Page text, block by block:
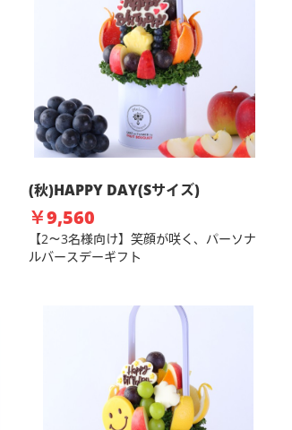
(秋)HAPPY DAY(Sサイズ)
￥9,560
【2～3名様向け】笑顔が咲く、パーソナ
ルバースデーギフト